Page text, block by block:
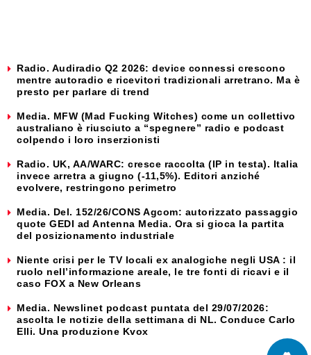
Radio. Audiradio Q2 2026: device connessi crescono
mentre autoradio e ricevitori tradizionali arretrano. Ma è
presto per parlare di trend
Media. MFW (Mad Fucking Witches) come un collettivo
australiano è riusciuto a “spegnere” radio e podcast
colpendo i loro inserzionisti
Radio. UK, AA/WARC: cresce raccolta (IP in testa). Italia
invece arretra a giugno (-11,5%). Editori anziché
evolvere, restringono perimetro
Media. Del. 152/26/CONS Agcom: autorizzato passaggio
quote GEDI ad Antenna Media. Ora si gioca la partita
del posizionamento industriale
Niente crisi per le TV locali ex analogiche negli USA : il
ruolo nell’informazione areale, le tre fonti di ricavi e il
caso FOX a New Orleans
Media. Newslinet podcast puntata del 29/07/2026:
ascolta le notizie della settimana di NL. Conduce Carlo
Elli. Una produzione Kvox